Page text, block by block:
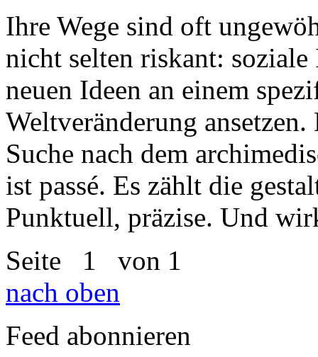
Ihre Wege sind oft
nicht selten riskant:
neuen Ideen an einem
Weltveränderung
Suche nach dem
ist passé. Es zählt die
Punktuell, präzise. Und
Seite 1 von 1
nach oben
Feed abonnieren